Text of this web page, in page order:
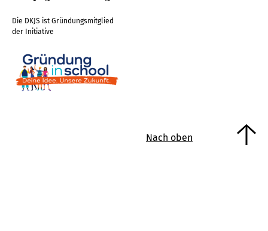
Die DKJS ist Gründungsmitglied
der Initiative
Nach oben